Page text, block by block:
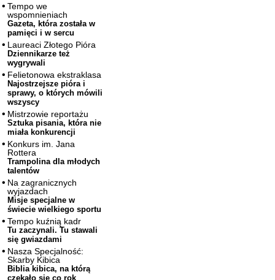
Tempo we
wspomnieniach
Gazeta, która została w
pamięci i w sercu
Laureaci Złotego Pióra
Dziennikarze też
wygrywali
Felietonowa ekstraklasa
Najostrzejsze pióra i
sprawy, o których mówili
wszyscy
Mistrzowie reportażu
Sztuka pisania, która nie
miała konkurencji
Konkurs im. Jana
Rottera
Trampolina dla młodych
talentów
Na zagranicznych
wyjazdach
Misje specjalne w
świecie wielkiego sportu
Tempo kuźnią kadr
Tu zaczynali. Tu stawali
się gwiazdami
Nasza Specjalność:
Skarby Kibica
Biblia kibica, na którą
czekało się co rok